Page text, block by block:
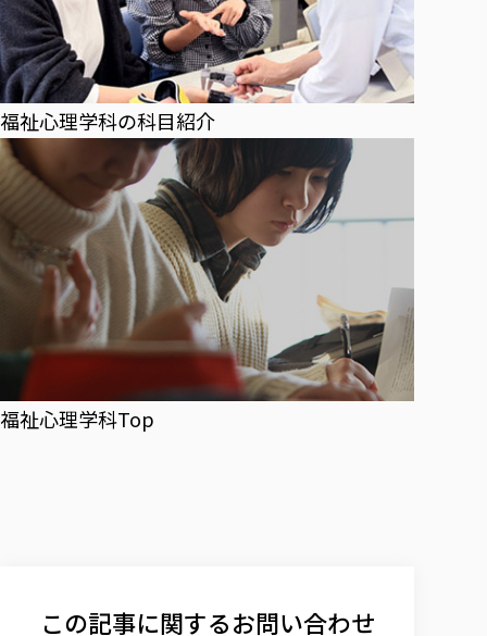
福祉心理学科の科目紹介
福祉心理学科Top
この記事に関するお問い合わせ